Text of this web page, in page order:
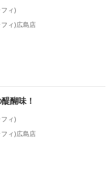
ィ)
ィ)広島店
醐味！
ィ)
ィ)広島店